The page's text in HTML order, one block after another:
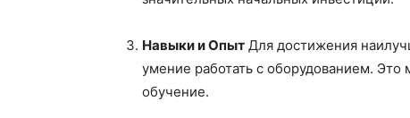
Навыки и Опыт Для достижения
умение работать с оборудованием.
обучение.